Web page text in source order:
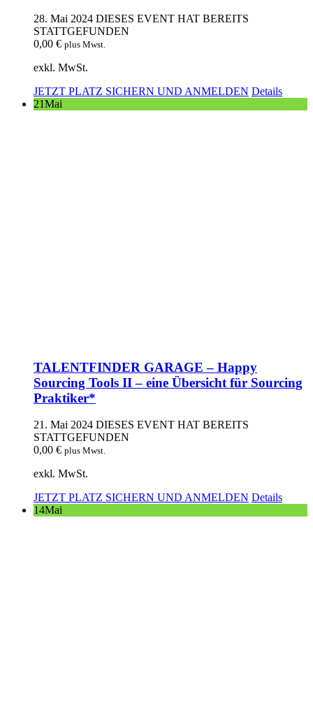
28. Mai 2024 DIESES EVENT HAT BEREITS
STATTGEFUNDEN
0,00 € plus Mwst.
exkl. MwSt.
JETZT PLATZ SICHERN UND ANMELDEN Details
21Mai
TALENTFINDER GARAGE – Happy
Sourcing Tools II – eine Übersicht für Sourcing
Praktiker*
21. Mai 2024 DIESES EVENT HAT BEREITS
STATTGEFUNDEN
0,00 € plus Mwst.
exkl. MwSt.
JETZT PLATZ SICHERN UND ANMELDEN Details
14Mai